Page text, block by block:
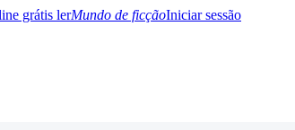
Mundo de ficçãoIniciar sessão